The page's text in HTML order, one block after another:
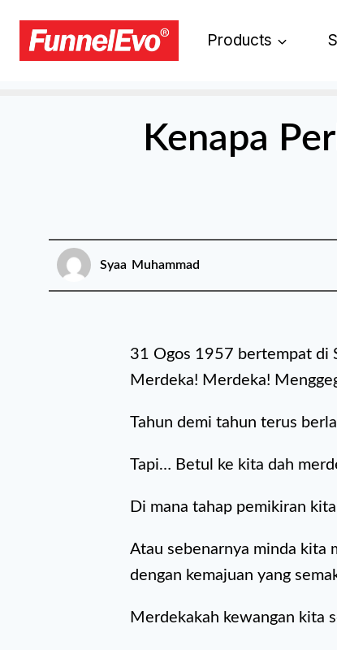
Products
Kenapa
Syaa Muhammad
31 Ogos 1957 bertempat di
Merdeka! Merdeka!
Tahun demi tahun terus
Tapi… Betul ke kita dah
Di mana tahap pemikiran
Atau sebenarnya minda kita
dengan kemajuan yang
Merdekakah kewangan kita